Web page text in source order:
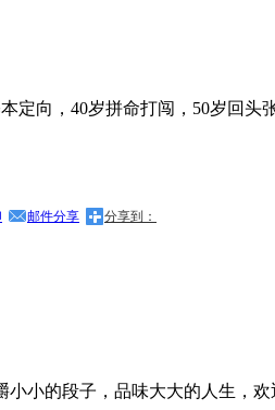
定向，40岁拼命打闯，50岁回
邮件分享 分享到：
小的段子，品味大大的人生，